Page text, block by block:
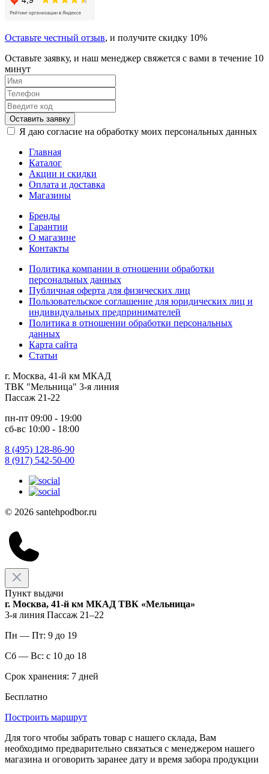
Оставьте честный отзыв, и получите скидку 10%
Оставьте заявку, и наш менеджер свяжется с вами в течение 10
минут
Оставить заявку
Я даю согласие на обработку моих персональных данных
Главная
Каталог
Акции и скидки
Оплата и доставка
Магазины
Бренды
Гарантии
О магазине
Контакты
Политика компании в отношении обработки
персональных данных
Публичная оферта для физических лиц
Пользовательское соглашение для юридических лиц и
индивидуальных предпринимателей
Политика в отношении обработки персональных
данных
Карта сайта
Статьи
г. Москва, 41-й км МКАД
ТВК "Мельница" 3-я линия
Пассаж 21-22
пн-пт 09:00 - 19:00
сб-вс 10:00 - 18:00
8 (495) 128-86-90
8 (917) 542-50-00
© 2026 santehpodbor.ru
Пункт выдачи
г. Москва, 41-й км МКАД ТВК «Мельница»
3-я линия Пассаж 21–22
Пн — Пт: 9 до 19
Сб — Вс: с 10 до 18
Срок хранения: 7 дней
Бесплатно
Построить маршрут
Для того чтобы забрать товар с нашего склада, Вам
необходимо предварительно связаться с менеджером нашего
магазина и оговорить заранее дату и время забора продукции